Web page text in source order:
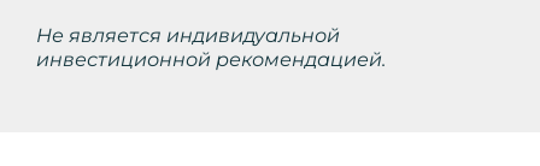
Не является индивидуальной
инвестиционной рекомендацией.